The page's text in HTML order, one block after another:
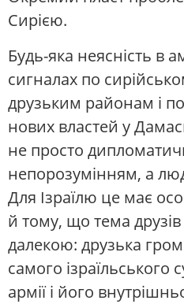
Сирією.
Будь-яка неясність в
сигналах по
друзьким районам і
нових властей у
не просто
непорозумінням, а
Для Ізраїлю це має
й тому, що тема
далекою: друзька
самого ізраїльського
армії і його